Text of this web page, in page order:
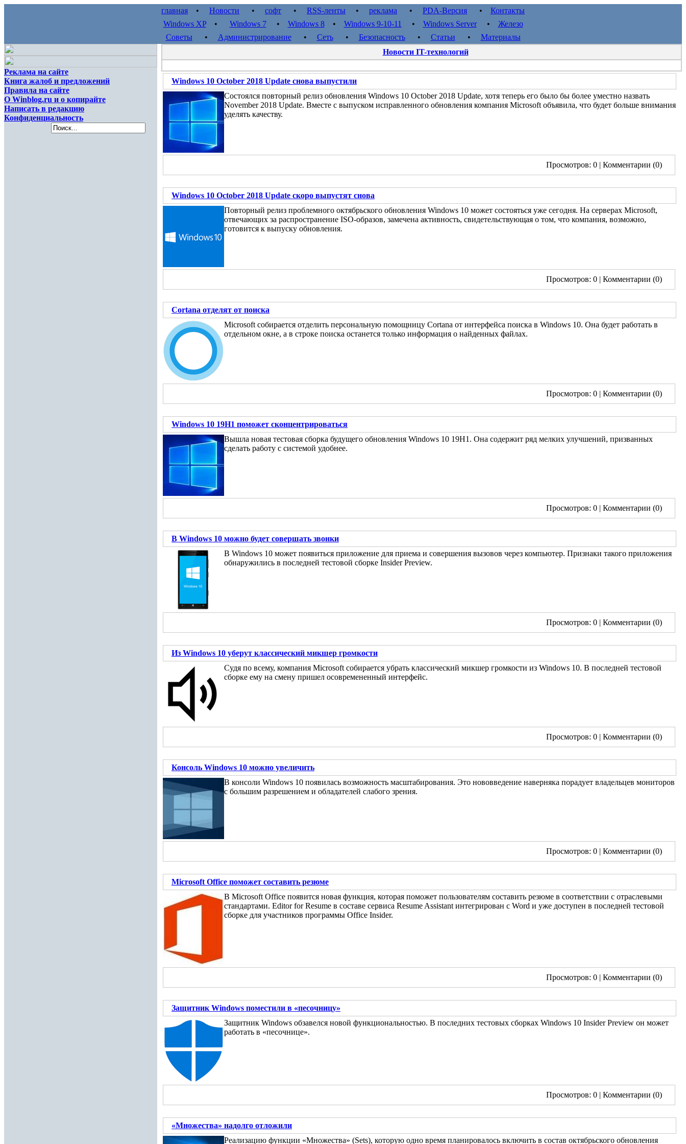
главная • Новости • софт • RSS-ленты • реклама • PDA-Версия • Контакты
Windows XP• Windows 7• Windows 8• Windows 9-10-11 • Windows Server• Железо
Советы • Администрирование• Сеть• Безопасность• Статьи • Материалы
Реклама на сайте
Книга жалоб и предложений
Правила на сайте
О Winblog.ru и о копирайте
Написать в редакцию
Конфиденциальность
Новости IT-технологий
Windows 10 October 2018 Update снова выпустили
Состоялся повторный релиз обновления Windows 10 October 2018 Update, хотя теперь его было бы более уместно назвать
November 2018 Update. Вместе с выпуском исправленного обновления компания Microsoft объявила, что будет больше внимания
уделять качеству.
Просмотров: 0 | Комментарии (0)
Windows 10 October 2018 Update скоро выпустят снова
Повторный релиз проблемного октябрьского обновления Windows 10 может состояться уже сегодня. На серверах Microsoft,
отвечающих за распространение ISO-образов, замечена активность, свидетельствующая о том, что компания, возможно,
готовится к выпуску обновления.
Просмотров: 0 | Комментарии (0)
Cortana отделят от поиска
Microsoft собирается отделить персональную помощницу Cortana от интерфейса поиска в Windows 10. Она будет работать в
отдельном окне, а в строке поиска останется только информация о найденных файлах.
Просмотров: 0 | Комментарии (0)
Windows 10 19H1 поможет сконцентрироваться
Вышла новая тестовая сборка будущего обновления Windows 10 19H1. Она содержит ряд мелких улучшений, призванных
сделать работу с системой удобнее.
Просмотров: 0 | Комментарии (0)
В Windows 10 можно будет совершать звонки
В Windows 10 может появиться приложение для приема и совершения вызовов через компьютер. Признаки такого приложения
обнаружились в последней тестовой сборке Insider Preview.
Просмотров: 0 | Комментарии (0)
Из Windows 10 уберут классический микшер громкости
Судя по всему, компания Microsoft собирается убрать классический микшер громкости из Windows 10. В последней тестовой
сборке ему на смену пришел осовремененный интерфейс.
Просмотров: 0 | Комментарии (0)
Консоль Windows 10 можно увеличить
В консоли Windows 10 появилась возможность масштабирования. Это нововведение наверняка порадует владельцев мониторов
с большим разрешением и обладателей слабого зрения.
Просмотров: 0 | Комментарии (0)
Microsoft Office поможет составить резюме
В Microsoft Office появится новая функция, которая поможет пользователям составить резюме в соответствии с отраслевыми
стандартами. Editor for Resume в составе сервиса Resume Assistant интегрирован с Word и уже доступен в последней тестовой
сборке для участников программы Office Insider.
Просмотров: 0 | Комментарии (0)
Защитник Windows поместили в «песочницу»
Защитник Windows обзавелся новой функциональностью. В последних тестовых сборках Windows 10 Insider Preview он может
работать в «песочнице».
Просмотров: 0 | Комментарии (0)
«Множества» надолго отложили
Реализацию функции «Множества» (Sets), которую одно время планировалось включить в состав октябрьского обновления